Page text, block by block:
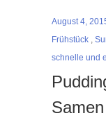
August 4,
Frühstück ,
schnelle und
Samen